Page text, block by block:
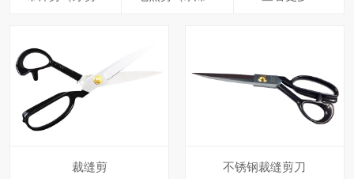
裁缝剪 不锈钢裁缝剪刀